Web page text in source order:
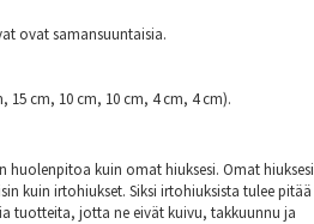
ovat samansuuntaisia.
15 cm, 10 cm, 10 cm, 4 cm, 4 cm).
huolenpitoa kuin omat hiuksesi. Omat hiuksesi
kuin irtohiukset. Siksi irtohiuksista tulee pitää
tuotteita, jotta ne eivät kuivu, takkuunnu ja